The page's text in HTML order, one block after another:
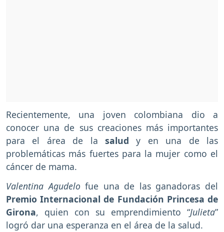
Recientemente, una joven colombiana dio a
conocer una de sus creaciones más importantes
para el área de la saludy en una de las
problemáticas más fuertes para la mujer como el
cáncer de mama.
Valentina Agudelo fue una de las ganadoras del
Premio Internacional de Fundación Princesa de
Girona, quien con su emprendimiento “Julieta”
logró dar una esperanza en el área de la salud.